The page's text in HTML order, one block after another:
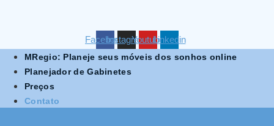
FacebookInstagramYoutubeLinkedin
MRegio: Planeje seus móveis dos sonhos online
Planejador de Gabinetes
Preços
Contato